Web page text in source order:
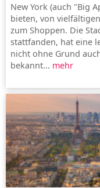
New York (auch "Big
bieten, von
zum Shoppen. Die
stattfanden, hat eine
nicht ohne Grund
bekannt... mehr